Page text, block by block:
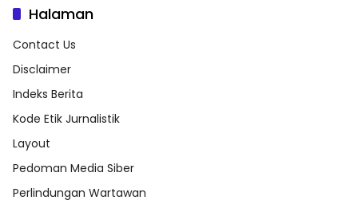
Halaman
Contact Us
Disclaimer
Indeks Berita
Kode Etik Jurnalistik
Layout
Pedoman Media Siber
Perlindungan Wartawan